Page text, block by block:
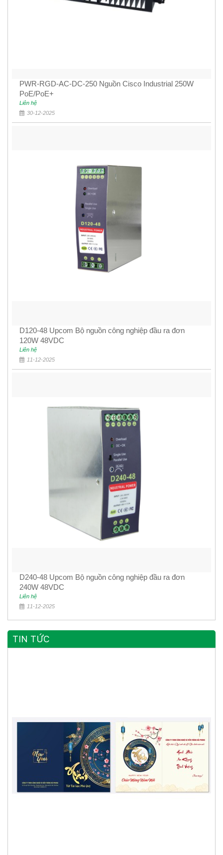
PWR-RGD-AC-DC-250 Nguồn Cisco Industrial 250W
PoE/PoE+
Liên hệ
30-12-2025
D120-48 Upcom Bộ nguồn công nghiệp đầu ra đơn
120W 48VDC
Liên hệ
11-12-2025
D240-48 Upcom Bộ nguồn công nghiệp đầu ra đơn
240W 48VDC
Liên hệ
11-12-2025
TIN TỨC